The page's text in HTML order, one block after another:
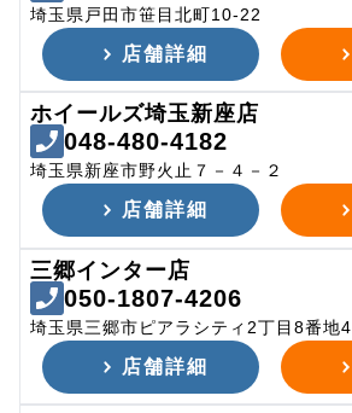
埼玉県戸田市笹目北町10-22
店舗詳細
ホイールズ埼玉新座店
048-480-4182
埼玉県新座市野火止７－４－２
店舗詳細
三郷インター店
050-1807-4206
埼玉県三郷市ピアラシティ2丁目8番地4
店舗詳細